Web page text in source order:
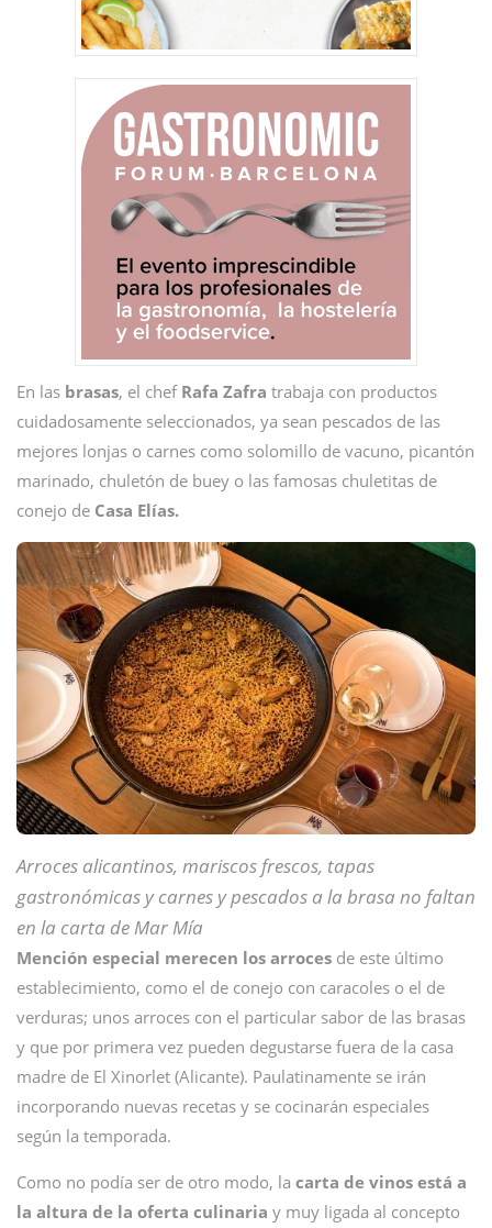
En las brasas, el chef Rafa Zafra trabaja con productos
cuidadosamente seleccionados, ya sean pescados de las
mejores lonjas o carnes como solomillo de vacuno, picantón
marinado, chuletón de buey o las famosas chuletitas de
conejo de Casa Elías.
Arroces alicantinos, mariscos frescos, tapas
gastronómicas y carnes y pescados a la brasa no faltan
en la carta de Mar Mía
Mención especial merecen los arroces de este último
establecimiento, como el de conejo con caracoles o el de
verduras; unos arroces con el particular sabor de las brasas
y que por primera vez pueden degustarse fuera de la casa
madre de El Xinorlet (Alicante). Paulatinamente se irán
incorporando nuevas recetas y se cocinarán especiales
según la temporada.
Como no podía ser de otro modo, la carta de vinos está a
la altura de la oferta culinaria y muy ligada al concepto